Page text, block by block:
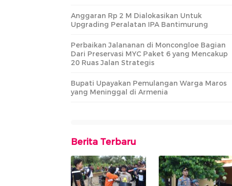
Anggaran Rp 2 M Dialokasikan Untuk
Upgrading Peralatan IPA Bantimurung
Perbaikan Jalananan di Moncongloe Bagian
Dari Preservasi MYC Paket 6 yang Mencakup
20 Ruas Jalan Strategis
Bupati Upayakan Pemulangan Warga Maros
yang Meninggal di Armenia
Berita Terbaru